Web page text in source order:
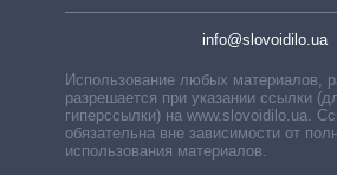
info@slovoidilo.ua
Использование любых материалов,
разрешается при указании ссылки
гиперссылки) на www.slovoidilo.ua.
обязательна вне зависимости от
использования материалов.